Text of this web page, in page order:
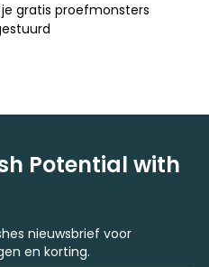
je gratis proefmonsters
Potential with
nieuwsbrief voor
en korting.